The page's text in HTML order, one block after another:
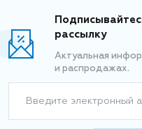
рассылку
Актуальная
и распродажах.
Введите электронный